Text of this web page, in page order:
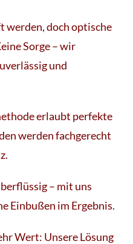
werden, doch optische
Sorge – wir
und
erlaubt perfekte
werden fachgerecht
– mit uns
Einbußen im Ergebnis.
Wert: Unsere Lösung